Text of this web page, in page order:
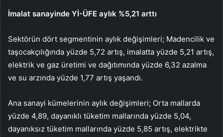
İmalat sanayinde Yİ-ÜFE aylık %5,21 arttı
Sektörün dört segmentinin aylık değişimleri; Madencilik ve
taşocakçılığında yüzde 5,72 artış, imalatta yüzde 5,21 artış,
elektrik ve gaz üretimi ve dağıtımında yüzde 6,32 azalma
ve su arzında yüzde 1,77 artış yaşandı.
Ana sanayi kümelerinin aylık değişimleri; Orta mallarda
yüzde 4,89, dayanıklı tüketim mallarında yüzde 5,04,
dayanıksız tüketim mallarında yüzde 5,85 artış, elektrikte